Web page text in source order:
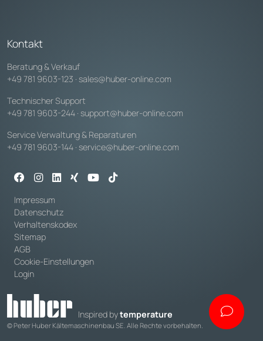
Kontakt
Beratung & Verkauf
+49 781 9603-123 · sales@huber-online.com
Technischer Support
+49 781 9603-244 · support@huber-online.com
Service Verwaltung & Reparaturen
+49 781 9603-144 · service@huber-online.com
Impressum
Datenschutz
Verhaltenskodex
Sitemap
AGB
Cookie-Einstellungen
Login
Inspired bytemperature
© Peter Huber Kältemaschinenbau SE. Alle Rechte vorbehalten.